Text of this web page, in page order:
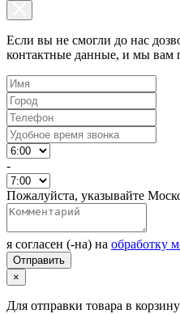
Если вы не смогли до нас
контактные данные, и мы вам
-
Пожалуйста, указывайте
я согласен (-на) на обработку
×
Для отправки товара в